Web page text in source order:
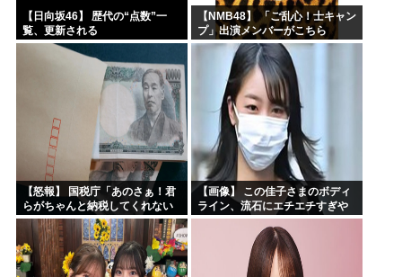
【日向坂46】 歴代の“点数”一
覧、更新される
【NMB48】 「ご乱心！士キャン
プ」出演メンバーがこちら
【怒報】 国税庁「あのさぁ！君
らがちゃんと納税してくれない
とこうなっちゃうけどどうす
る？！」←これw w w w w w w w
【画像】 この佳子さまのボディ
ライン、流石にエチエチすぎや
ろ！